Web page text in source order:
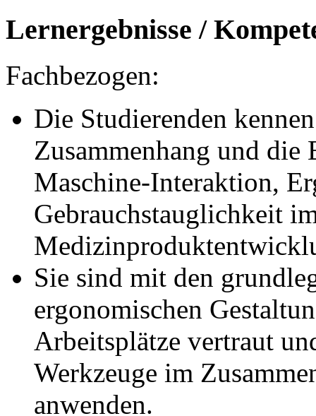
Lernergebnisse /
Fachbezogen:
Die Studierenden
Zusammenhang und die
Maschine-Interaktion,
Gebrauchstauglichkeit
Sie sind mit den
ergonomischen
Arbeitsplätze vertraut
Werkzeuge im
anwenden.